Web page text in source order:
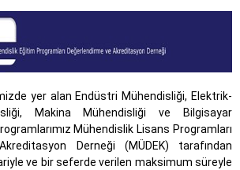
yer alan Endüstri Mühendisliği, Elektrik-
Makina Mühendisliği ve Bilgisayar
Mühendislik Lisans Programları
Derneği (MÜDEK) tarafından
ve bir seferde verilen maksimum süreyle